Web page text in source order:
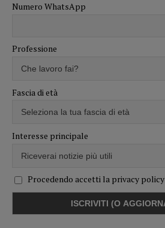
Numero WhatsApp
Professione
Fascia di età
Interesse principale
Procedendo accetti la privacy policy